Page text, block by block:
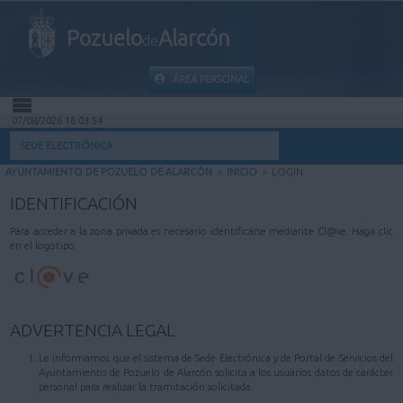
PozuelodeAlarcón
ÁREA PERSONAL
INICIO
MI CARPETA
INFORMACIÓN MUNICIPAL
AYUDA
07/08/2026 16:03:54
SEDE ELECTRÓNICA
AYUNTAMIENTO DE POZUELO DE ALARCÓN > INICIO > LOGIN
IDENTIFICACIÓN
Para acceder a la zona privada es necesario identificarse mediante Cl@ve. Haga clic
en el logotipo.
ADVERTENCIA LEGAL
Le informamos que el sistema de Sede Electrónica y de Portal de Servicios del
Ayuntamiento de Pozuelo de Alarcón solicita a los usuarios datos de carácter
personal para realizar la tramitación solicitada.